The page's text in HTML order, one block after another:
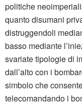
politiche
quanto disumani
distruggendoli
basso mediante
svariate tipologie di
dall’alto con i
simbolo che
telecomandando i